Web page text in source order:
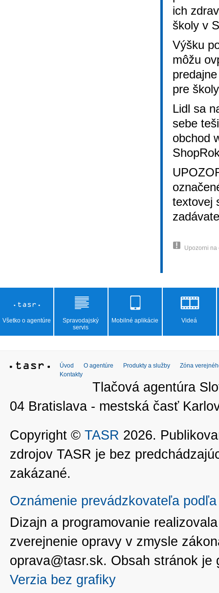
ich
školy v
Výšku
môžu
pre
Lidl sa
sebe
obchod
textovej
Upozorni na
Všetko o agentúre
Spravodajský
servis
Mobilné aplikácie Videá
Úvod O agentúre Produkty a služby
Zóna
Kontakty
Tlačová agentúra
04 Bratislava - mestská časť
Copyright © TASR 2026.
zdrojov TASR je bez
zakázané.
Oznámenie prevádzkovateľa
Dizajn a programovanie
zverejnenie opravy v zmysle
oprava@tasr.sk. Obsah stránok
Verzia bez grafiky